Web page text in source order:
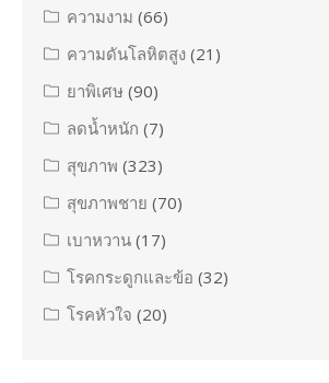
ความงาม (66)
ความดันโลหิตสูง (21)
ยาพิเศษ (90)
ลดน้ำหนัก (7)
สุขภาพ (323)
สุขภาพชาย (70)
เบาหวาน (17)
โรคกระดูกและข้อ (32)
โรคหัวใจ (20)